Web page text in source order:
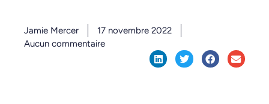
Jamie Mercer
17 novembre 2022
Aucun commentaire